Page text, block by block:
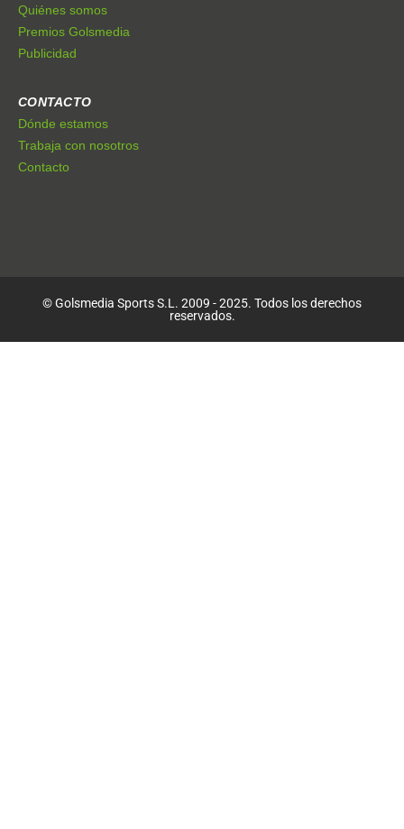
Quiénes somos
Premios Golsmedia
Publicidad
CONTACTO
Dónde estamos
Trabaja con nosotros
Contacto
© Golsmedia Sports S.L. 2009 - 2025. Todos los derechos
reservados.